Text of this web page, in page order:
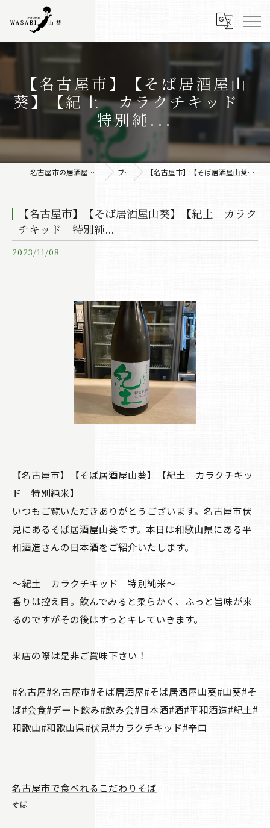
【名古屋市】【そば居酒屋山
葵】【紀土 カラクチキッド
特別純...
名古屋市の居酒屋なら株式会社みちしるべ ブログ 【名古屋市】【そば居酒屋山葵】【紀土 カラクチキッド 特別純...
【名古屋市】【そば居酒屋山葵】【紀土 カラク
チキッド 特別純...
2023/11/08
【名古屋市】【そば居酒屋山葵】【紀土 カラクチキッ
ド 特別純米】
いつもご覧いただきありがとうございます。名古屋市伏
見にあるそば居酒屋山葵です。本日は和歌山県にある平
和酒造さんの日本酒をご紹介いたします。
～紀土 カラクチキッド 特別純米～
香りは控え目。飲んでみると柔らかく、ふっと旨味が来
るのですがその後はすっとキレていきます。
来店の際は是非ご賞味下さい！
#名古屋#名古屋市#そば居酒屋#そば居酒屋山葵#山葵#そ
ば#会食#デート飲み#飲み会#日本酒#酒#平和酒造#紀土#
和歌山#和歌山県#伏見#カラクチキッド#辛口
名古屋市で食べれるこだわりそば
そば